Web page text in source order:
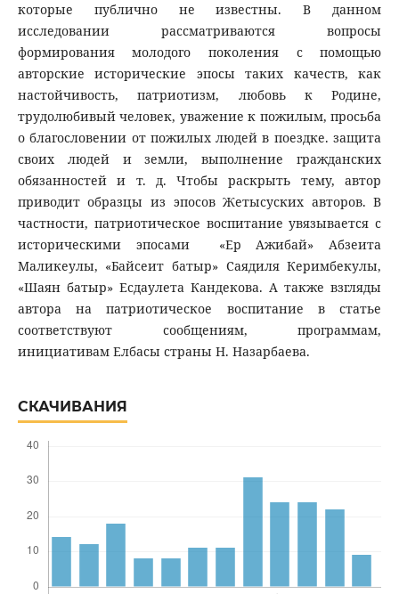
которые публично не известны. В данном
исследовании рассматриваются вопросы
формирования молодого поколения с помощью
авторские исторические эпосы таких качеств, как
настойчивость, патриотизм, любовь к Родине,
трудолюбивый человек, уважение к пожилым, просьба
о благословении от пожилых людей в поездке. защита
своих людей и земли, выполнение гражданских
обязанностей и т. д. Чтобы раскрыть тему, автор
приводит образцы из эпосов Жетысуских авторов. В
частности, патриотическое воспитание увязывается с
историческими эпосами «Ер Ажибай» Абзеита
Маликеулы, «Байсеит батыр» Саядиля Керимбекулы,
«Шаян батыр» Есдаулета Кандекова. А также взгляды
автора на патриотическое воспитание в статье
соответствуют сообщениям, программам,
инициативам Елбасы страны Н. Назарбаева.
СКАЧИВАНИЯ